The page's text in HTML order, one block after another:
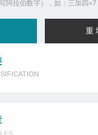
阿拉伯数字），如：三加四=7